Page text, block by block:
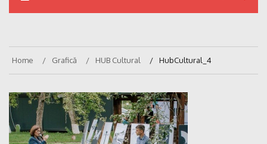
Home Grafică HUB Cultural HubCultural_4